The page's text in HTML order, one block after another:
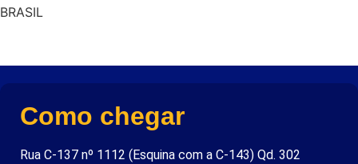
Como chegar
Rua C-137 nº 1112 (Esquina com a C-143) Qd. 302